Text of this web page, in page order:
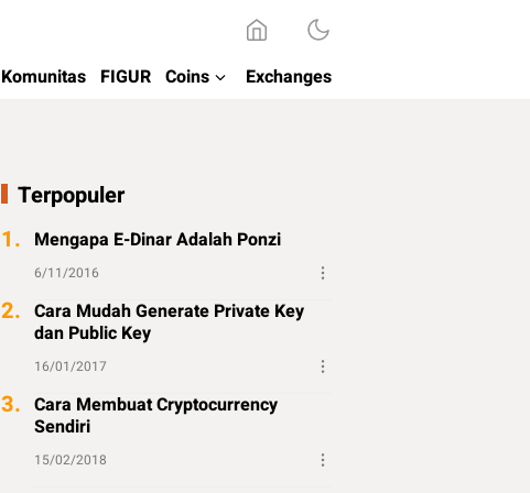
Komunitas FIGUR Coins Exchanges
Terpopuler
1. Mengapa E-Dinar Adalah Ponzi
6/11/2016
2. Cara Mudah Generate Private Key
dan Public Key
16/01/2017
3. Cara Membuat Cryptocurrency
Sendiri
15/02/2018